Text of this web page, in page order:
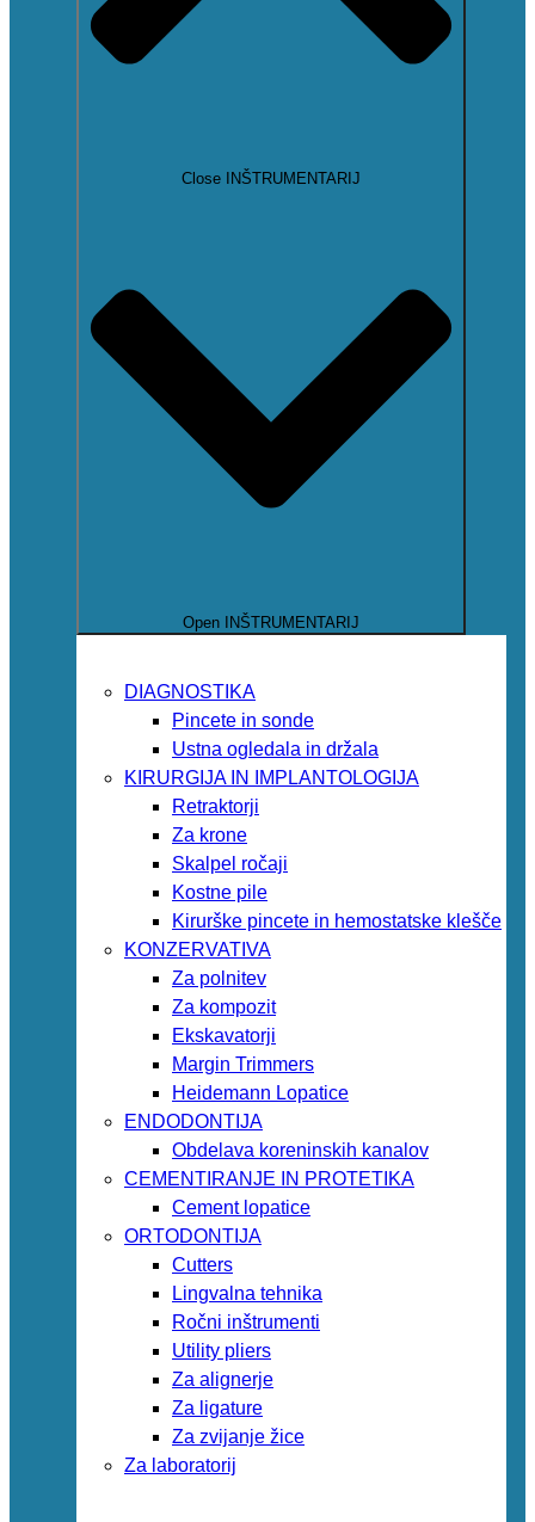
Close INŠTRUMENTARIJ
Open INŠTRUMENTARIJ
DIAGNOSTIKA
Pincete in sonde
Ustna ogledala in držala
KIRURGIJA IN IMPLANTOLOGIJA
Retraktorji
Za krone
Skalpel ročaji
Kostne pile
Kirurške pincete in hemostatske klešče
KONZERVATIVA
Za polnitev
Za kompozit
Ekskavatorji
Margin Trimmers
Heidemann Lopatice
ENDODONTIJA
Obdelava koreninskih kanalov
CEMENTIRANJE IN PROTETIKA
Cement lopatice
ORTODONTIJA
Cutters
Lingvalna tehnika
Ročni inštrumenti
Utility pliers
Za alignerje
Za ligature
Za zvijanje žice
Za laboratorij